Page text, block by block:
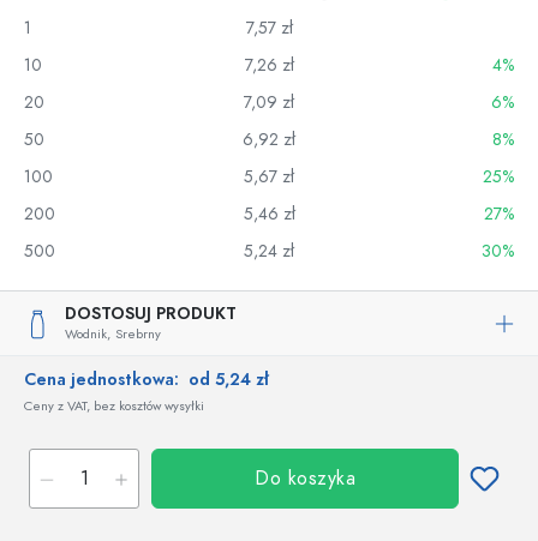
1
7,57 zł
10
7,26 zł
4%
20
7,09 zł
6%
50
6,92 zł
8%
100
5,67 zł
25%
200
5,46 zł
27%
500
5,24 zł 30%
DOSTOSUJ PRODUKT
Wodnik, Srebrny
Cena jednostkowa: od 5,24 zł
Ceny z VAT, bez kosztów wysyłki
Do koszyka